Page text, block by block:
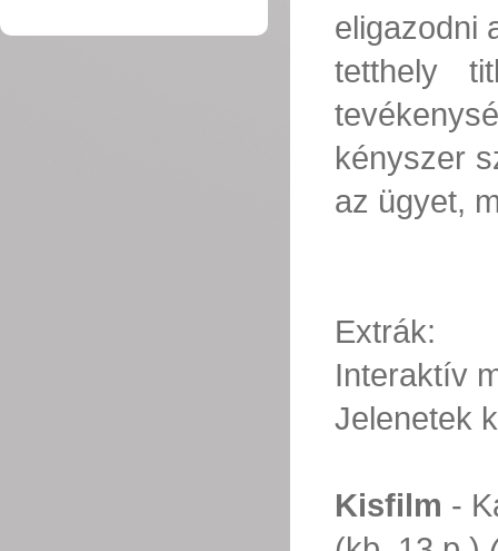
eligazodni
tetthely
kényszer
az ügyet,
Extrák:
Interaktív
Jelenetek
Kisfilm -